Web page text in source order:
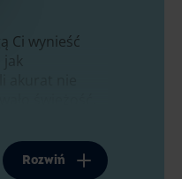
Ci wynieść
Rozwiń